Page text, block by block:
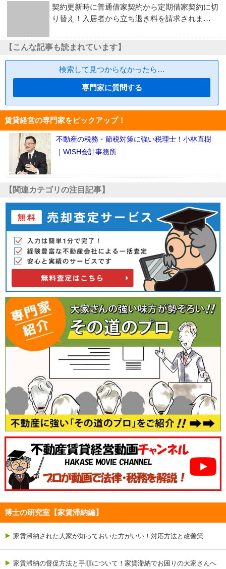
契約更新時に普通借家契約から定期借家契約に切
り替え！入居者から立ち退き料を請求されま…
【こんな記事も読まれています】
検索して見つからなかったら…
専門家に質問する
賃貸経営の専門家をピックアップ！
不動産の税務・節税対策に強い税理士！小林直樹
｜WISH会計事務所
【関連カテゴリの注目記事】
博士の研究室【家賃滞納編】
家賃滞納された大家が知っておいた方がいい！対応方法と改善策
家賃滞納の督促方法と手順について！家賃滞納でお困りの大家さんへ